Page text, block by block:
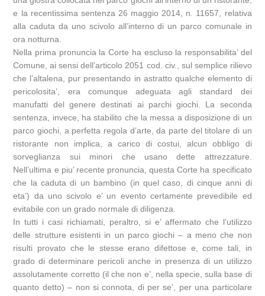
e la recentissima sentenza 26 maggio 2014, n. 11657, relativa
alla caduta da uno scivolo all’interno di un parco comunale in
ora notturna.
Nella prima pronuncia la Corte ha escluso la responsabilita’ del
Comune, ai sensi dell’articolo 2051 cod. civ., sul semplice rilievo
che l’altalena, pur presentando in astratto qualche elemento di
pericolosita’, era comunque adeguata agli standard dei
manufatti del genere destinati ai parchi giochi. La seconda
sentenza, invece, ha stabilito che la messa a disposizione di un
parco giochi, a perfetta regola d’arte, da parte del titolare di un
ristorante non implica, a carico di costui, alcun obbligo di
sorveglianza sui minori che usano dette attrezzature.
Nell’ultima e piu’ recente pronuncia, questa Corte ha specificato
che la caduta di un bambino (in quel caso, di cinque anni di
eta’) da uno scivolo e’ un evento certamente prevedibile ed
evitabile con un grado normale di diligenza.
In tutti i casi richiamati, peraltro, si e’ affermato che l’utilizzo
delle strutture esistenti in un parco giochi – a meno che non
risulti provato che le stesse erano difettose e, come tali, in
grado di determinare pericoli anche in presenza di un utilizzo
assolutamente corretto (il che non e’, nella specie, sulla base di
quanto detto) – non si connota, di per se’, per una particolare